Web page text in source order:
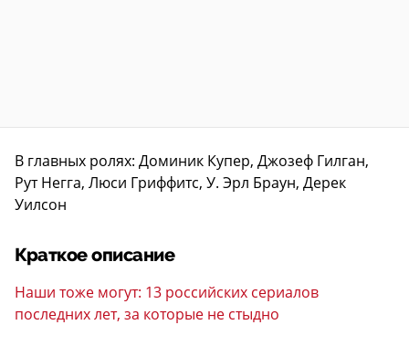
В главных ролях: Доминик Купер, Джозеф Гилган,
Рут Негга, Люси Гриффитс, У. Эрл Браун, Дерек
Уилсон
Краткое описание
Наши тоже могут: 13 российских сериалов
последних лет, за которые не стыдно